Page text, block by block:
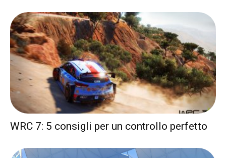
WRC 7: 5 consigli per un controllo perfetto